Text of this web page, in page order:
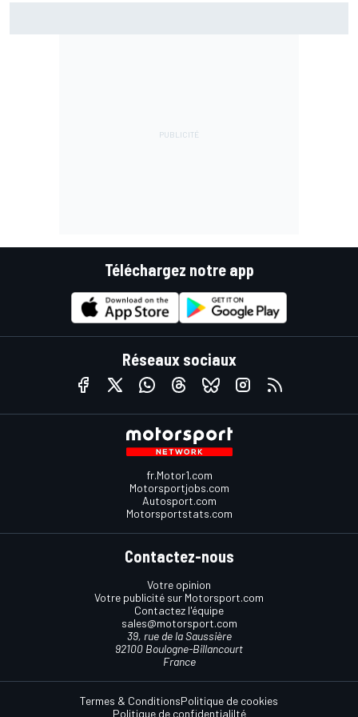
Téléchargez notre app
Réseaux sociaux
fr.Motor1.com
Motorsportjobs.com
Autosport.com
Motorsportstats.com
Contactez-nous
Votre opinion
Votre publicité sur Motorsport.com
Contactez l'équipe
sales@motorsport.com
39, rue de la Saussière
92100 Boulogne-Billancourt
France
Termes & ConditionsPolitique de cookies
Politique de confidentialilté